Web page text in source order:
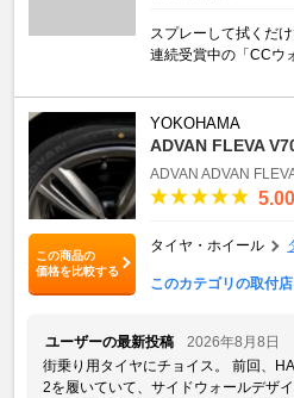
スプレーして拭くだ
連続受賞中の「CCウ
この商品の
価格を比較する
YOKOHAMA
ADVAN FLEVA
ADVAN ADVAN
5.00
タイヤ・ホイール
このカテゴリの取付
ユーザーの最新投稿
2026年8月8日
街乗り用タイヤにチョイス。 前回、
2を履いていて、サイドウォールデザ